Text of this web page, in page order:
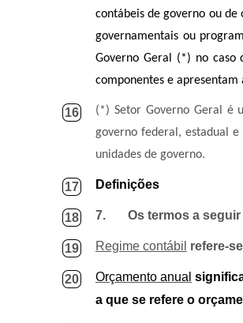
contábeis de governo ou
governamentais ou
Governo Geral (*) no caso
componentes e apresentam
16
(*) Setor Governo Geral é
governo federal, estadual
unidades de governo.
17 Definições
18 7. Os termos a
19 Regime contábil refere-
20 Orçamento anual
a que se refere o